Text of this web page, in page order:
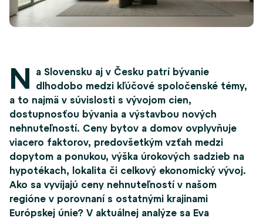
N
a Slovensku aj v Česku patrí bývanie
dlhodobo medzi kľúčové spoločenské témy,
a to najmä v súvislosti s vývojom cien,
dostupnosťou bývania a výstavbou nových
nehnuteľností. Ceny bytov a domov ovplyvňuje
viacero faktorov, predovšetkým vzťah medzi
dopytom a ponukou, výška úrokových sadzieb na
hypotékach, lokalita či celkový ekonomický vývoj.
Ako sa vyvíjajú ceny nehnuteľností v našom
regióne v porovnaní s ostatnými krajinami
Európskej únie? V aktuálnej analýze sa Eva